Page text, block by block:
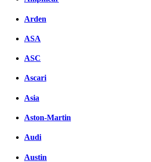
Arden
ASA
ASC
Ascari
Asia
Aston-Martin
Audi
Austin